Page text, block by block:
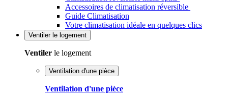
Accessoires de climatisation réversible
Guide Climatisation
Votre climatisation idéale en quelques clics
Ventiler le logement
Ventiler le logement
Ventilation d'une pièce
Ventilation d'une pièce